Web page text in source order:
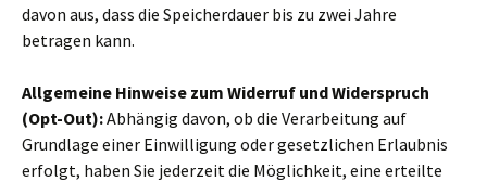
davon aus, dass die Speicherdauer bis zu zwei Jahre
betragen kann.
Allgemeine Hinweise zum Widerruf und Widerspruch
(Opt-Out):Abhängig davon, ob die Verarbeitung auf
Grundlage einer Einwilligung oder gesetzlichen Erlaubnis
erfolgt, haben Sie jederzeit die Möglichkeit, eine erteilte